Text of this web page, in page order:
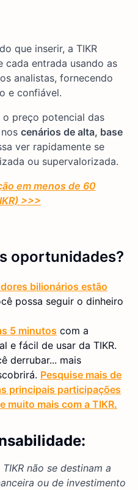
que inserir, a TIKR
cada entrada usando as
analistas, fornecendo
e confiável.
o preço potencial das
cenários de alta, base
ver rapidamente se
ou supervalorizada.
em menos de 60
>>>
oportunidades?
bilionários estão
possa seguir o dinheiro
5 minutos com a
e fácil de usar da TIKR.
derrubar... mais
Pesquise mais de
principais participações
muito mais com a TIKR.
não se destinam a
ou de investimento